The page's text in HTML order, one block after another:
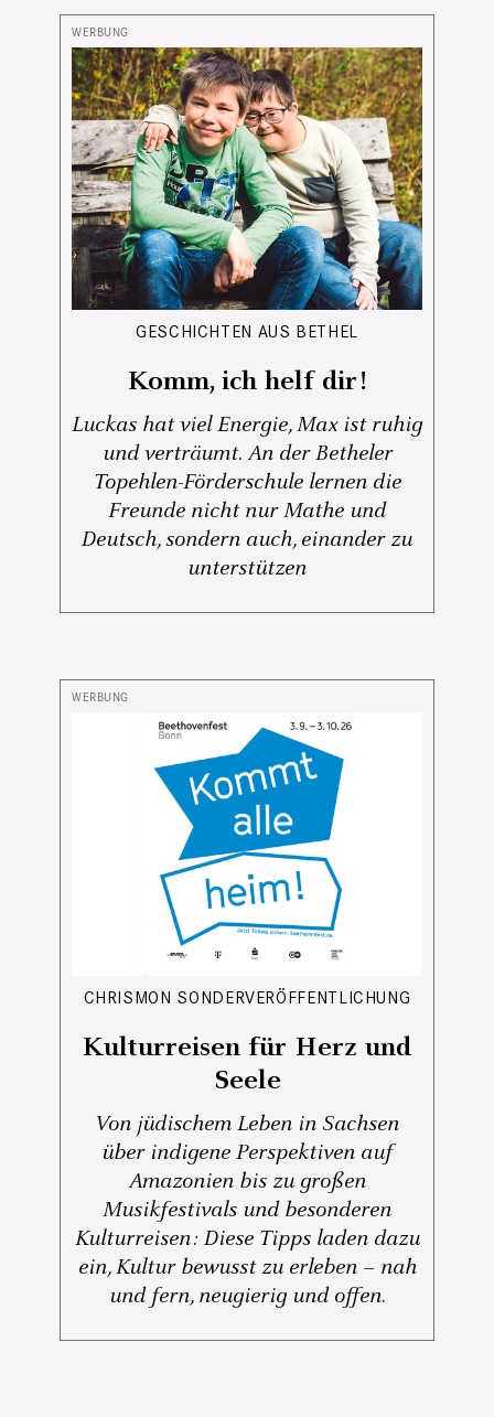
GESCHICHTEN AUS BETHEL
Komm, ich helf dir!
Luckas hat viel Energie, Max ist ruhig
und verträumt. An der Betheler
Topehlen-Förderschule lernen die
Freunde nicht nur Mathe und
Deutsch, sondern auch, einander zu
unterstützen
CHRISMON SONDERVERÖFFENTLICHUNG
Kulturreisen für Herz und
Seele
Von jüdischem Leben in Sachsen
über indigene Perspektiven auf
Amazonien bis zu großen
Musikfestivals und besonderen
Kulturreisen: Diese Tipps laden dazu
ein, Kultur bewusst zu erleben – nah
und fern, neugierig und offen.